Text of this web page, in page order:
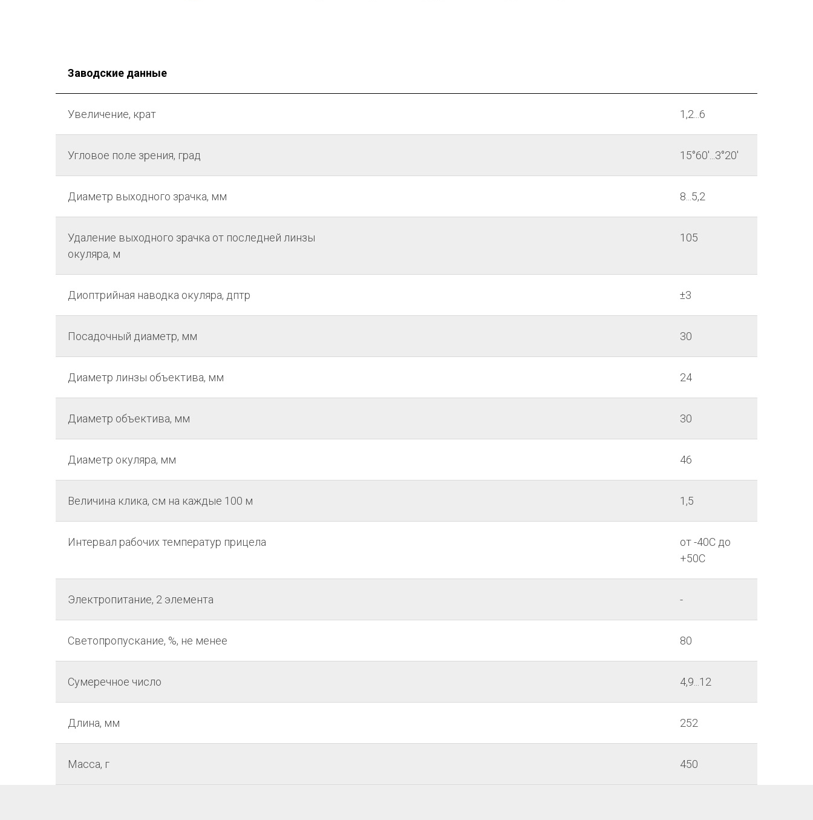
Заводские данные
Увеличение, крат 1,2...6
Угловое поле зрения, град 15°60'...3°20'
Диаметр выходного зрачка, мм 8...5,2
Удаление выходного зрачка от последней линзы
окуляра, м
105
Диоптрийная наводка окуляра, дптр ±3
Посадочный диаметр, мм 30
Диаметр линзы объектива, мм 24
Диаметр объектива, мм 30
Диаметр окуляра, мм 46
Величина клика, см на каждые 100 м 1,5
Интервал рабочих температур прицела
от -40С до
+50С
Электропитание, 2 элемента -
Светопропускание, %, не менее 80
Сумеречное число 4,9...12
Длина, мм 252
Масса, г 450